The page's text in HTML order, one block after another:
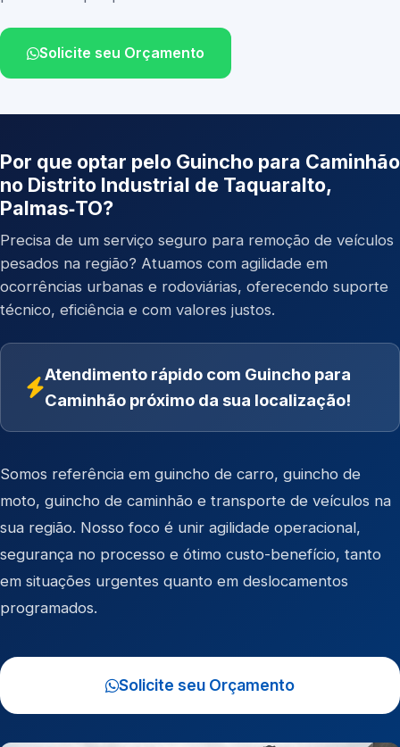
Solicite seu Orçamento
Por que optar pelo Guincho para Caminhão
no Distrito Industrial de Taquaralto,
Palmas‑TO?
Precisa de um serviço seguro para remoção de veículos
pesados na região? Atuamos com agilidade em
ocorrências urbanas e rodoviárias, oferecendo suporte
técnico, eficiência e com valores justos.
Atendimento rápido com Guincho para
Caminhão próximo da sua localização!
Somos referência em guincho de carro, guincho de
moto, guincho de caminhão e transporte de veículos na
sua região. Nosso foco é unir agilidade operacional,
segurança no processo e ótimo custo-benefício, tanto
em situações urgentes quanto em deslocamentos
programados.
Solicite seu Orçamento